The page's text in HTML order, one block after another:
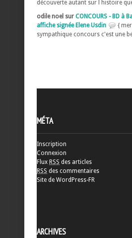
découverte autant sur l histoire
odile noel sur CONCOURS - BD à
affiche signée Elene Usdin
{
sympathique concours c'est une
MÉTA
Inscription
Connexion
Flux RSS des articles
RSS des commentaires
Site de WordPress-FR
ARCHIVES